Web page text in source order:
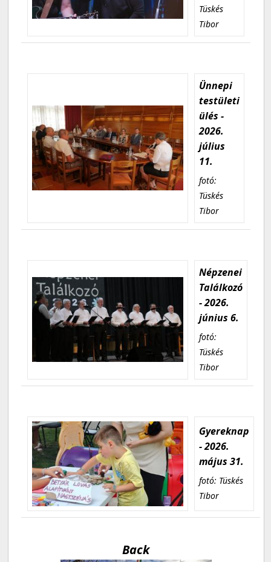
Tüskés
Tibor
Ünnepi
testületi
ülés -
2026.
július
11.
fotó:
Tüskés
Tibor
Népzenei
Találkozó
- 2026.
június 6.
fotó:
Tüskés
Tibor
Gyereknap
- 2026.
május 31.
fotó: Tüskés
Tibor
Back